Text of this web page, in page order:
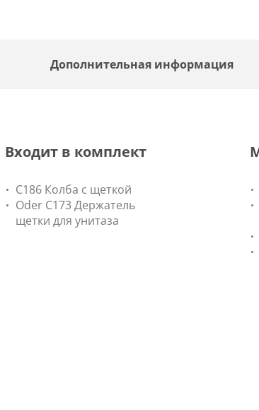
Дополнительная информация
Входит в комплект
C186 Колба с щеткой
Oder C173 Держатель
щетки для унитаза